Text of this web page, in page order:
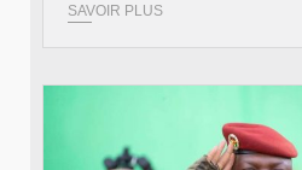
SAVOIR PLUS